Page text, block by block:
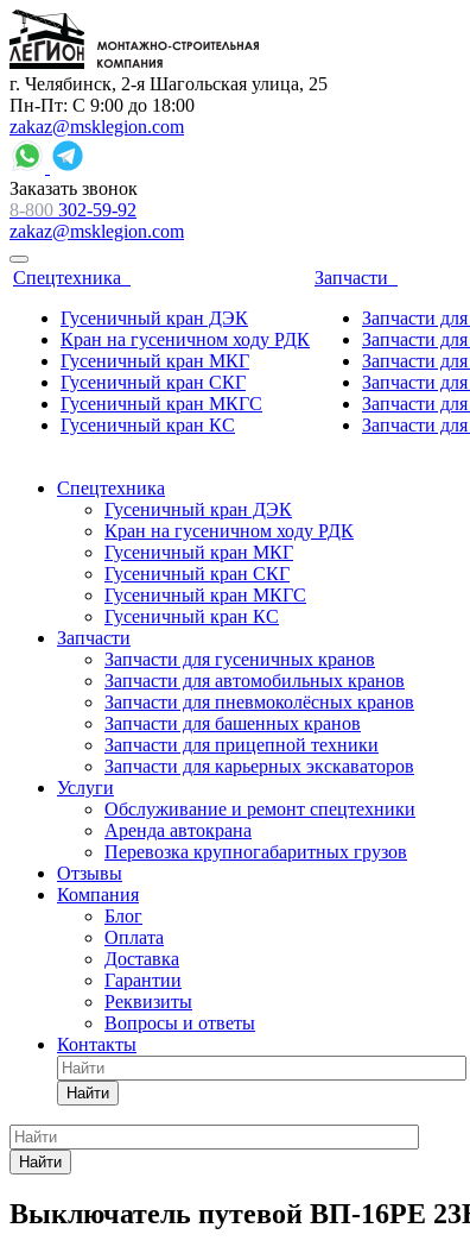
г. Челябинск, 2-я Шагольская улица, 25
Пн-Пт: С 9:00 до 18:00
zakaz@msklegion.com
Заказать звонок
8-800 302-59-92
zakaz@msklegion.com
Спецтехника
Гусеничный кран ДЭК
Кран на гусеничном ходу РДК
Гусеничный кран МКГ
Гусеничный кран СКГ
Гусеничный кран МКГС
Гусеничный кран КС
Запчасти
Запчасти
Запчасти
Запчасти
Запчасти
Запчасти
Запчасти
Спецтехника
Гусеничный кран ДЭК
Кран на гусеничном ходу РДК
Гусеничный кран МКГ
Гусеничный кран СКГ
Гусеничный кран МКГС
Гусеничный кран КС
Запчасти
Запчасти для гусеничных кранов
Запчасти для автомобильных кранов
Запчасти для пневмоколёсных кранов
Запчасти для башенных кранов
Запчасти для прицепной техники
Запчасти для карьерных экскаваторов
Услуги
Обслуживание и ремонт спецтехники
Аренда автокрана
Перевозка крупногабаритных грузов
Отзывы
Компания
Блог
Оплата
Доставка
Гарантии
Реквизиты
Вопросы и ответы
Контакты
Найти
Найти
Выключатель путевой ВП-16РЕ